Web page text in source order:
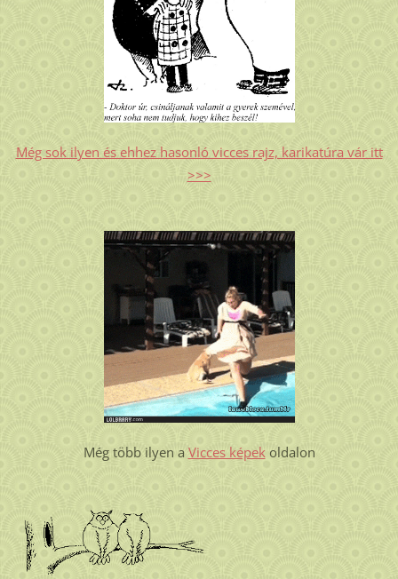
Még sok ilyen és ehhez hasonló vicces rajz, karikatúra vár itt
>>>
Még több ilyen a Vicces képekoldalon